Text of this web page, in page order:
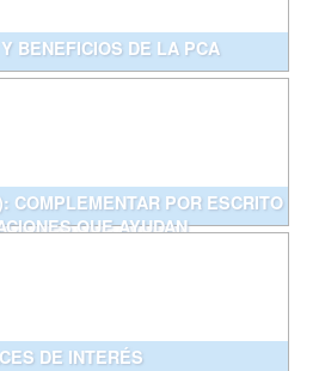
BENEFICIOS DE LA PCA
COMPLEMENTAR POR ESCRITO
QUE AYUDAN
DE INTERÉS